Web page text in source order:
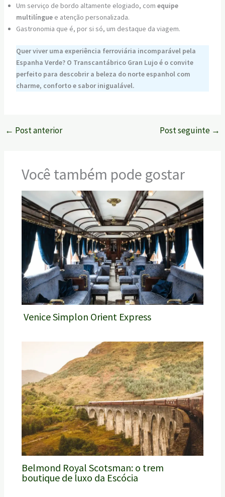
Um serviço de bordo altamente elogiado, com equipe
multilínguee atenção personalizada.
Gastronomia que é, por si só, um destaque da viagem.
Quer viver uma experiência ferroviária incomparável pela
Espanha Verde? O Transcantábrico Gran Lujo é o convite
perfeito para descobrir a beleza do norte espanhol com
charme, conforto e sabor inigualável.
← Post anterior Post seguinte →
Você também pode gostar
Venice Simplon Orient Express
Belmond Royal Scotsman: o trem
boutique de luxo da Escócia